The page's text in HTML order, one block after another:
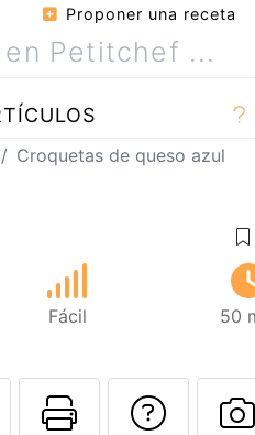
Proponer una receta
Croquetas de queso azul
Fácil 50
Enviar esta
Imprimir